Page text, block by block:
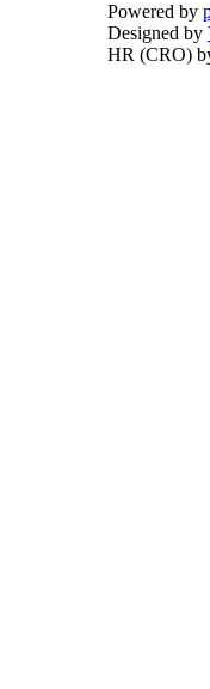
Powered by
Designed by
HR (CRO)